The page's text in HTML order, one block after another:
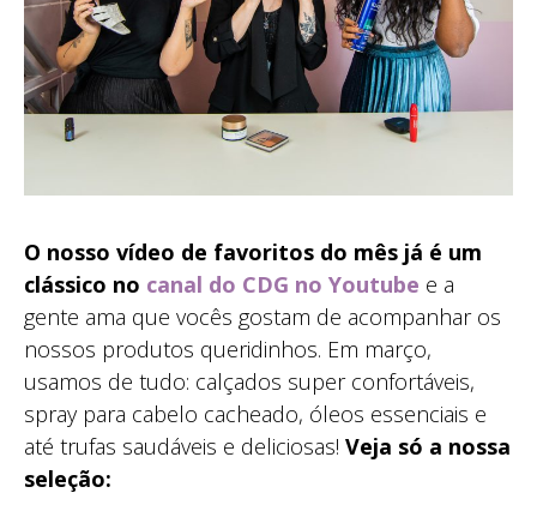
O nosso vídeo de favoritos do mês já é um
clássico no canal do CDG no Youtube e a
gente ama que vocês gostam de acompanhar os
nossos produtos queridinhos. Em março,
usamos de tudo: calçados super confortáveis,
spray para cabelo cacheado, óleos essenciais e
até trufas saudáveis e deliciosas! Veja só a nossa
seleção: